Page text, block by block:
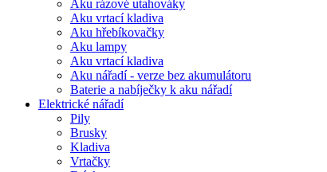
Aku rázové utahováky
Aku vrtací kladiva
Aku hřebíkovačky
Aku lampy
Aku vrtací kladiva
Aku nářadí - verze bez akumulátoru
Baterie a nabíječky k aku nářadí
Elektrické nářadí
Pily
Brusky
Kladiva
Vrtačky